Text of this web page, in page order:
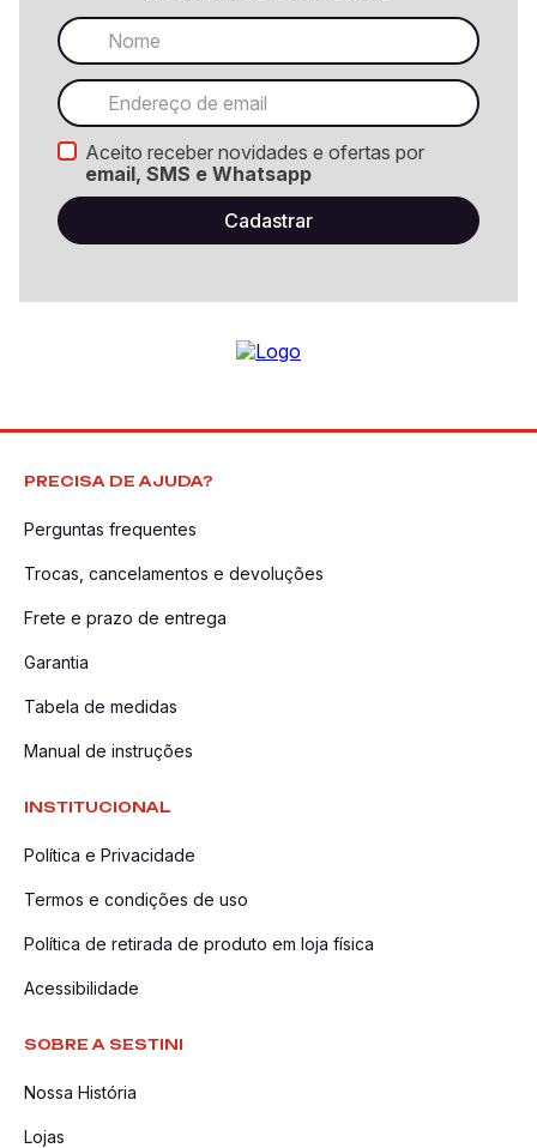
Aceito receber novidades e ofertas por
email, SMS e Whatsapp
PRECISA DE AJUDA?
Perguntas frequentes
Trocas, cancelamentos e devoluções
Frete e prazo de entrega
Garantia
Tabela de medidas
Manual de instruções
INSTITUCIONAL
Política e Privacidade
Termos e condições de uso
Política de retirada de produto em loja física
Acessibilidade
SOBRE A SESTINI
Nossa História
Lojas